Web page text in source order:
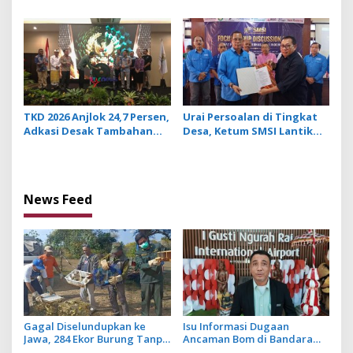
dan JMPR
TKD 2026 Anjlok 24,7 Persen,
Adkasi Desak Tambahan
Urai Persoalan di Tingkat
Desa, Ketum SMSI Lantik
News Feed
Gagal Diselundupkan ke
Jawa, 284 Ekor Burung Tanpa
Isu Informasi Dugaan
Ancaman Bom di Bandara